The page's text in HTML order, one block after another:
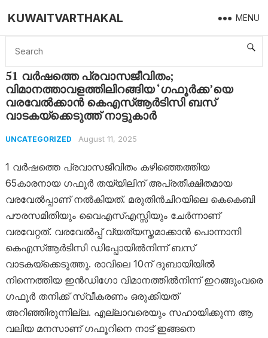
KUWAITVARTHAKAL MENU
Home Uncategorized
51 വര്‍ഷത്തെ പ്രവാസജീവിതം;
വിമാനത്താവളത്തിലിറങ്ങിയ ‘ഗഫൂര്‍ക്ക’യെ
വരവേല്‍ക്കാന്‍ കെഎസ്ആര്‍ടിസി ബസ്
വാടകയ്ക്കെടുത്ത് നാട്ടുകാര്‍
UNCATEGORIZED August 11, 2025
1 വര്‍ഷത്തെ പ്രവാസജീവിതം കഴിഞ്ഞെത്തിയ
65കാരനായ ഗഫൂര്‍ തയ്യിലിന് അപ്രതീക്ഷിതമായ
വരവേല്‍പ്പാണ് നല്‍കിയത്. മരുതിന്‍ചിറയിലെ കെകെബി
പൗരസമിതിയും വൈഎസ്എസ്സിയും ചേര്‍ന്നാണ്
വരവേറ്റത്. വരവേല്‍പ്പ് വ്യത്യസ്തമാക്കാന്‍ പൊന്നാനി
കെഎസ്ആര്‍ടിസി ഡിപ്പോയില്‍നിന്ന് ബസ്
വാടകയ്‌ക്കെടുത്തു. രാവിലെ 10ന് ദുബായിയില്‍
നിന്നെത്തിയ ഇന്‍ഡിഗോ വിമാനത്തില്‍നിന്ന് ഇറങ്ങുംവരെ
ഗഫൂര്‍ തനിക്ക് സ്വീകരണം ഒരുക്കിയത്
അറിഞ്ഞിരുന്നില്ല. എല്ലാവരെയും സഹായിക്കുന്ന ആ
വലിയ മനസാണ് ഗഫൂറിനെ നാട് ഇങ്ങനെ